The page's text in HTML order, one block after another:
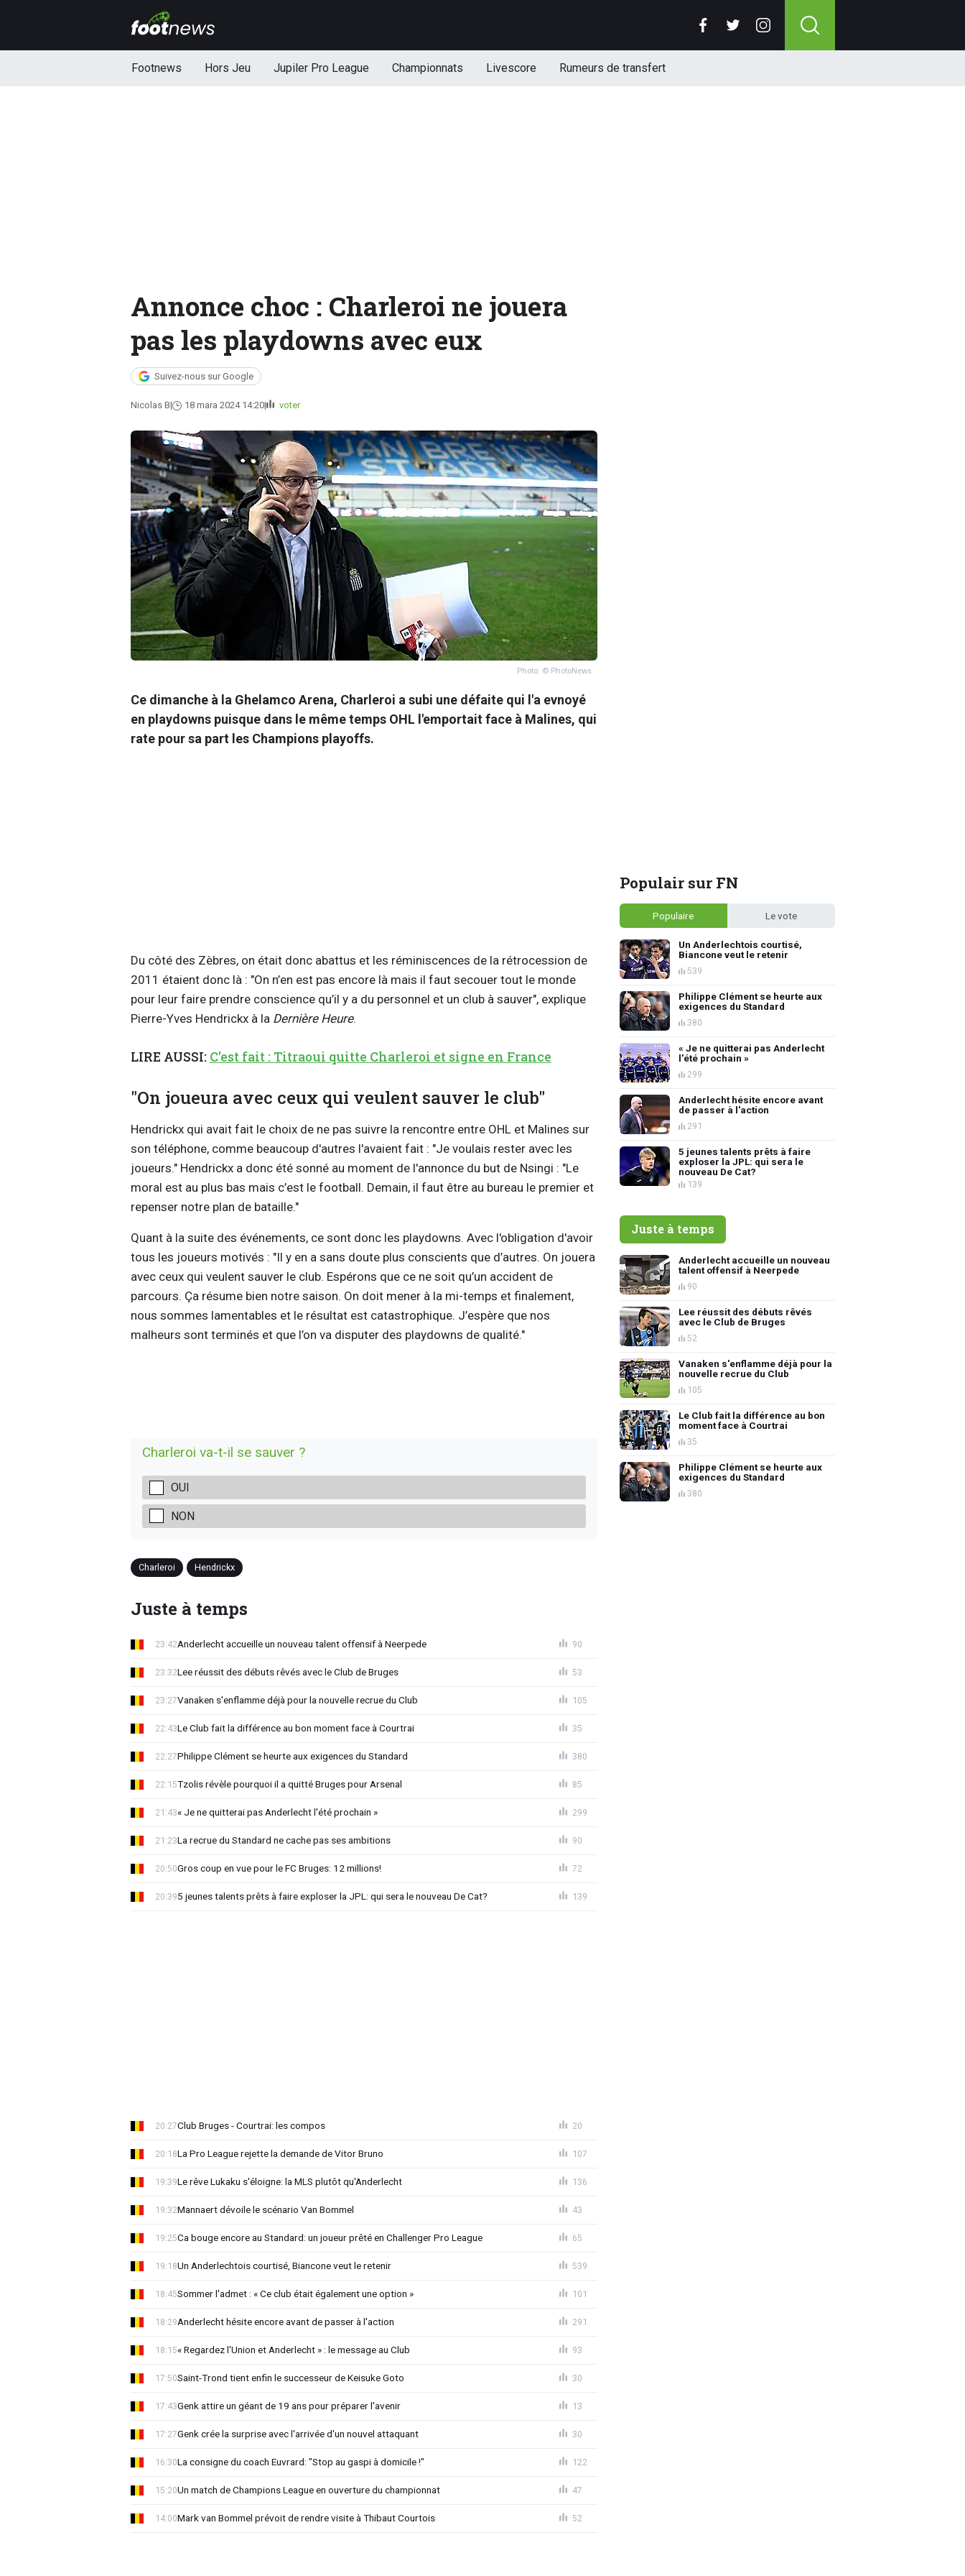
Footnews Hors Jeu Jupiler Pro League Championnats Livescore Rumeurs de transfert
Annonce choc : Charleroi ne jouera
pas les playdowns avec eux
Suivez-nous sur Google
Nicolas B 18 mara 2024 14:20 voter
Photo: © PhotoNews
Ce dimanche à la Ghelamco Arena, Charleroi a subi une défaite qui l'a evnoyé
en playdowns puisque dans le même temps OHL l'emportait face à Malines, qui
rate pour sa part les Champions playoffs.
Du côté des Zèbres, on était donc abattus et les réminiscences de la rétrocession de
2011 étaient donc là : "On n’en est pas encore là mais il faut secouer tout le monde
pour leur faire prendre conscience qu’il y a du personnel et un club à sauver", explique
Pierre-Yves Hendrickx à la Dernière Heure.
LIRE AUSSI: C'est fait : Titraoui quitte Charleroi et signe en France
"On joueura avec ceux qui veulent sauver le club"
Hendrickx qui avait fait le choix de ne pas suivre la rencontre entre OHL et Malines sur
son téléphone, comme beaucoup d'autres l'avaient fait : "Je voulais rester avec les
joueurs." Hendrickx a donc été sonné au moment de l'annonce du but de Nsingi : "Le
moral est au plus bas mais c’est le football. Demain, il faut être au bureau le premier et
repenser notre plan de bataille."
Quant à la suite des événements, ce sont donc les playdowns. Avec l'obligation d'avoir
tous les joueurs motivés : "Il y en a sans doute plus conscients que d’autres. On jouera
avec ceux qui veulent sauver le club. Espérons que ce ne soit qu’un accident de
parcours. Ça résume bien notre saison. On doit mener à la mi-temps et finalement,
nous sommes lamentables et le résultat est catastrophique. J’espère que nos
malheurs sont terminés et que l’on va disputer des playdowns de qualité."
Charleroi va-t-il se sauver ?
OUI
NON
Charleroi Hendrickx
Juste à temps
Anderlecht accueille un nouveau talent offensif à Neerpede
23:42 90
Lee réussit des débuts rêvés avec le Club de Bruges
23:32 53
Vanaken s'enflamme déjà pour la nouvelle recrue du Club
23:27 105
Le Club fait la différence au bon moment face à Courtrai
22:43 35
Philippe Clément se heurte aux exigences du Standard
22:27 380
Tzolis révèle pourquoi il a quitté Bruges pour Arsenal
22:15 85
« Je ne quitterai pas Anderlecht l'été prochain »
21:43 299
La recrue du Standard ne cache pas ses ambitions
21:23 90
Gros coup en vue pour le FC Bruges: 12 millions!
20:50 72
5 jeunes talents prêts à faire exploser la JPL: qui sera le nouveau De Cat?
20:39 139
Club Bruges - Courtrai: les compos
20:27 20
La Pro League rejette la demande de Vitor Bruno
20:18 107
Le rêve Lukaku s'éloigne: la MLS plutôt qu'Anderlecht
19:39 136
Mannaert dévoile le scénario Van Bommel
19:32 43
Ca bouge encore au Standard: un joueur prêté en Challenger Pro League
19:25 65
Un Anderlechtois courtisé, Biancone veut le retenir
19:18 539
Sommer l'admet : « Ce club était également une option »
18:45 101
Anderlecht hésite encore avant de passer à l'action
18:29 291
« Regardez l'Union et Anderlecht » : le message au Club
18:15 93
Saint-Trond tient enfin le successeur de Keisuke Goto
17:50 30
Genk attire un géant de 19 ans pour préparer l'avenir
17:43 13
Genk crée la surprise avec l'arrivée d'un nouvel attaquant
17:27 30
La consigne du coach Euvrard: "Stop au gaspi à domicile !"
16:30 122
Un match de Champions League en ouverture du championnat
15:20 47
Mark van Bommel prévoit de rendre visite à Thibaut Courtois
14:00 52
Populair sur FN
Populaire Le vote
Un Anderlechtois courtisé,
Biancone veut le retenir
539
Philippe Clément se heurte aux
exigences du Standard
380
« Je ne quitterai pas Anderlecht
l'été prochain »
299
Anderlecht hésite encore avant
de passer à l'action
291
5 jeunes talents prêts à faire
exploser la JPL: qui sera le
nouveau De Cat?
139
Juste à temps
Anderlecht accueille un nouveau
talent offensif à Neerpede
90
Lee réussit des débuts rêvés
avec le Club de Bruges
52
Vanaken s'enflamme déjà pour la
nouvelle recrue du Club
105
Le Club fait la différence au bon
moment face à Courtrai
35
Philippe Clément se heurte aux
exigences du Standard
380